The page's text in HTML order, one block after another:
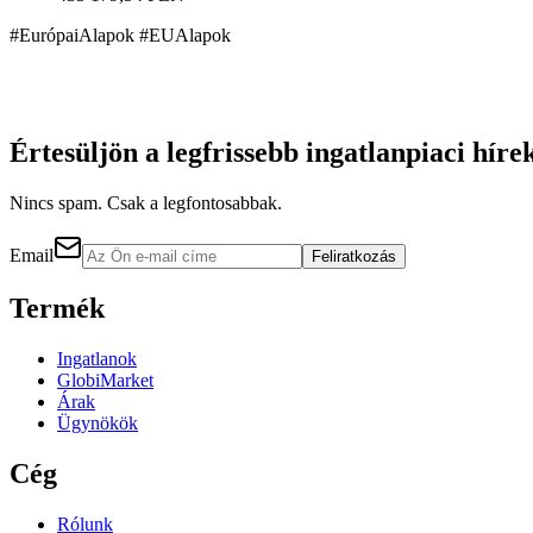
#EurópaiAlapok #EUAlapok
Értesüljön a legfrissebb ingatlanpiaci
Nincs spam. Csak a legfontosabbak.
Email Feliratkozás
Termék
Ingatlanok
GlobiMarket
Árak
Ügynökök
Cég
Rólunk